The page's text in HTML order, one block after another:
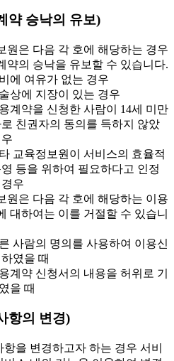
약 승낙의 유보)
은 다음 각 호에 해당하는 경우
약의 승낙을 유보할 수 있습니다.
에 여유가 없는 경우
상에 지장이 있는 경우
계약을 신청한 사람이 14세 미만
친권자의 동의를 득하지 않았
교육정보원이 서비스의 효율적
등을 위하여 필요하다고 인정
우
은 다음 각 호에 해당하는 이용
대하여는 이를 거절할 수 있습니
사람의 명의를 사용하여 이용신
였을 때
계약 신청서의 내용을 허위로 기
을 때
항의 변경)
을 변경하고자 하는 경우 서비